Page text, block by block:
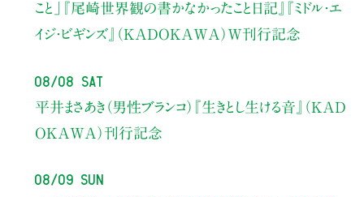
こと」
『尾崎世界観の書かなかったこと日記』『ミドル・エ
イジ・ビギンズ』（KADOKAWA）W刊行記念
08/08 Sat
平井まさあき（男性ブランコ） 『生きとし生ける音』（KAD
OKAWA）刊行記念
08/09 Sun